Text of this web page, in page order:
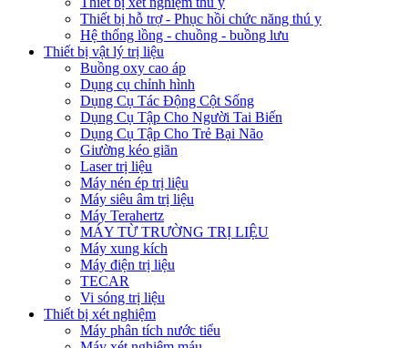
Thiết bị hỗ trợ - Phục hồi chức năng thú y
Hệ thống lồng - chuồng - buồng lưu
Thiết bị vật lý trị liệu
Buồng oxy cao áp
Dụng cụ chỉnh hình
Dụng Cụ Tác Động Cột Sống
Dụng Cụ Tập Cho Người Tai Biến
Dụng Cụ Tập Cho Trẻ Bại Não
Giường kéo giãn
Laser trị liệu
Máy nén ép trị liệu
Máy siêu âm trị liệu
Máy Terahertz
MÁY TỪ TRƯỜNG TRỊ LIỆU
Máy xung kích
Máy điện trị liệu
TECAR
Vi sóng trị liệu
Thiết bị xét nghiệm
Máy phân tích nước tiểu